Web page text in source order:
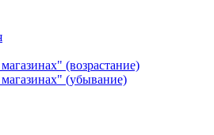
(возрастание)
(убывание)